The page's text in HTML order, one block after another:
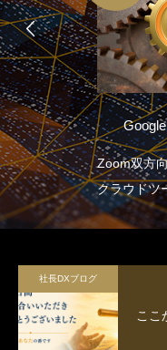
Zoom双方
クラウドツ
携/プロジ
社長DXブログ
ここ